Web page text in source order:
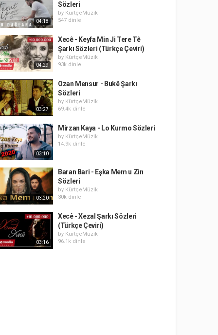
04:18
Sözleri
by KürtçeMüzik
547 dinle
04:29
Xecê - Keyfa Min Ji Tere Tê
Şarkı Sözleri (Türkçe Çeviri)
by KürtçeMüzik
93k dinle
03:27
Ozan Mensur - Bukê Şarkı
Sözleri
by KürtçeMüzik
69.4k dinle
03:10
Mirzan Kaya - Lo Kurmo Sözleri
by KürtçeMüzik
14.9k dinle
03:20
Baran Bari - Eşka Mem u Zin
Sözleri
by KürtçeMüzik
30k dinle
03:16
Xecê - Xezal Şarkı Sözleri
(Türkçe Çeviri)
by KürtçeMüzik
96.1k dinle